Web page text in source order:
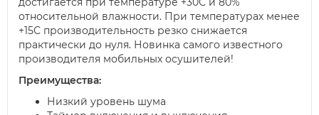
относительной влажности. При температурах менее
+15С производительность резко снижается
практически до нуля. Новинка самого известного
производителя мобильных осушителей!
Преимущества:
Низкий уровень шума